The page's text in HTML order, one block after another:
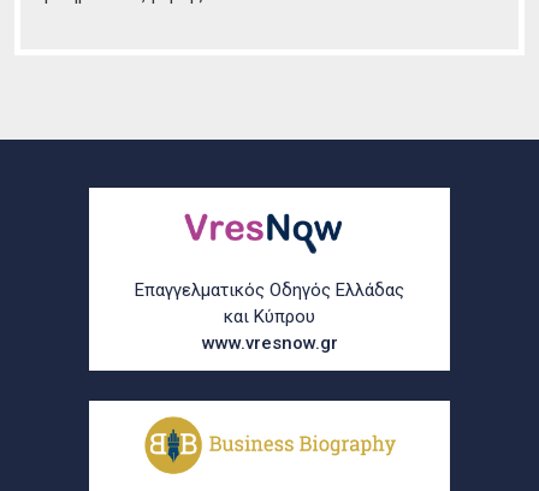
Επαγγελματικός Οδηγός Ελλάδας
και Κύπρου
www.vresnow.gr